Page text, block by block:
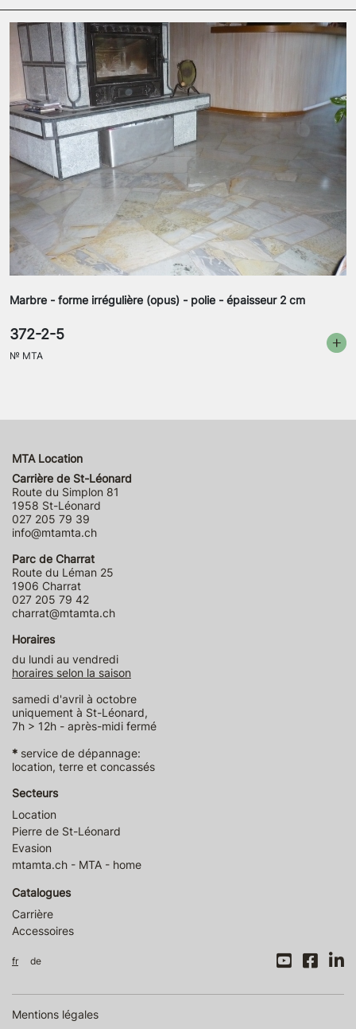
Marbre - forme irrégulière (opus) - polie - épaisseur 2 cm
372-2-5
№ MTA
MTA Location
Carrière de St-Léonard
Route du Simplon 81
1958 St-Léonard
027 205 79 39
info@mtamta.ch
Parc de Charrat
Route du Léman 25
1906 Charrat
027 205 79 42
charrat@mtamta.ch
Horaires
du lundi au vendredi
horaires selon la saison
samedi d'avril à octobre
uniquement à St-Léonard,
7h > 12h - après-midi fermé
* service de dépannage:
location, terre et concassés
Secteurs
Location
Pierre de St-Léonard
Evasion
mtamta.ch - MTA - home
Catalogues
Carrière
Accessoires
fr de
Mentions légales